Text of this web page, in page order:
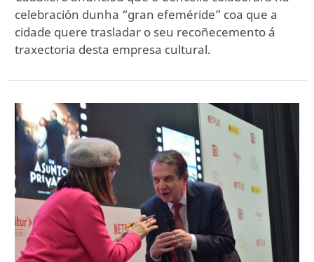
celebración dunha “gran efeméride” coa que a
cidade quere trasladar o seu recoñecemento á
traxectoria desta empresa cultural.